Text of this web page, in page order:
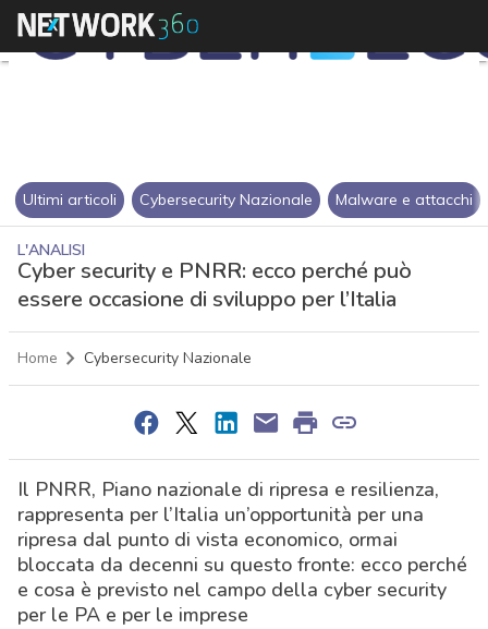
Ultimi articoli Cybersecurity Nazionale Malware e attacchi
L'ANALISI
Cyber security e PNRR: ecco perché può
essere occasione di sviluppo per l’Italia
Home Cybersecurity Nazionale
Il PNRR, Piano nazionale di ripresa e resilienza,
rappresenta per l’Italia un’opportunità per una
ripresa dal punto di vista economico, ormai
bloccata da decenni su questo fronte: ecco perché
e cosa è previsto nel campo della cyber security
per le PA e per le imprese